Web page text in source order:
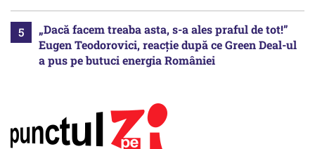
„Dacă facem treaba asta, s-a ales praful de tot!”
Eugen Teodorovici, reacție după ce Green Deal-ul
a pus pe butuci energia României